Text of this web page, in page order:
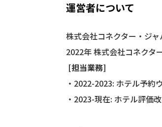
運営者について
株式会社コネクター・ジ
2022年 株式会社コネクタ
[担当業務]
・2022-2023: ホテル予
・2023-現在: ホテル評価